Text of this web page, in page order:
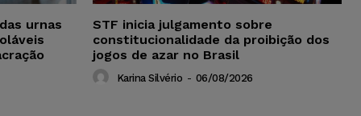
urnas
STF inicia julgamento sobre
constitucionalidade da proibição dos
jogos de azar no Brasil
Karina Silvério - 06/08/2026